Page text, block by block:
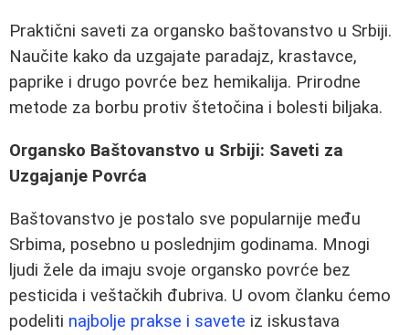
Praktični saveti za organsko baštovanstvo u Srbiji.
Naučite kako da uzgajate paradajz, krastavce,
paprike i drugo povrće bez hemikalija. Prirodne
metode za borbu protiv štetočina i bolesti biljaka.
Organsko Baštovanstvo u Srbiji: Saveti za
Uzgajanje Povrća
Baštovanstvo je postalo sve popularnije među
Srbima, posebno u poslednjim godinama. Mnogi
ljudi žele da imaju svoje organsko povrće bez
pesticida i veštačkih đubriva. U ovom članku ćemo
podeliti najbolje prakse i savete iz iskustava